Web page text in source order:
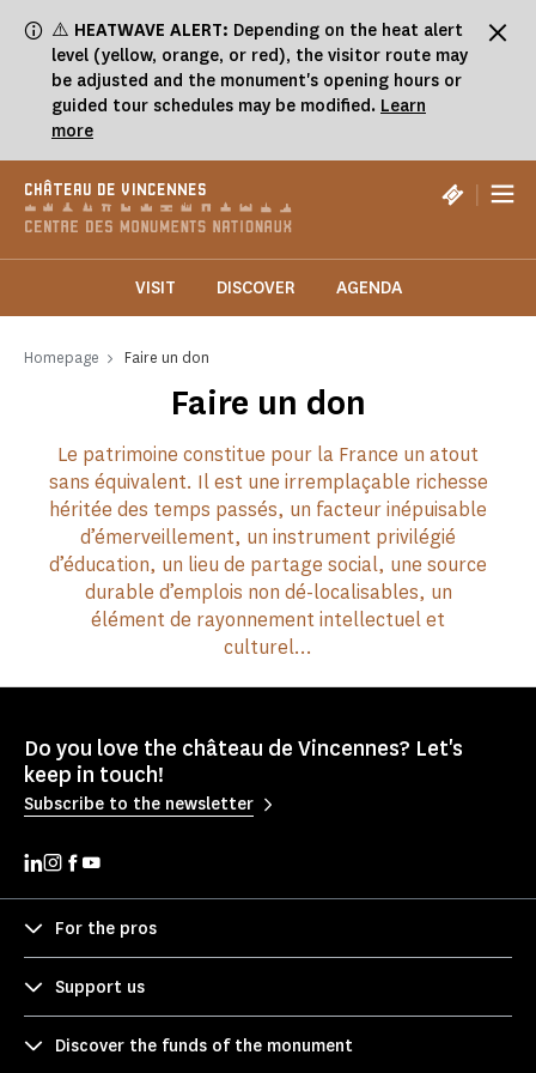
⚠️ HEATWAVE ALERT: Depending on the heat alert
level (yellow, orange, or red), the visitor route may
be adjusted and the monument's opening hours or
guided tour schedules may be modified. Learn
more
CHÂTEAU DE VINCENNES |
VISIT DISCOVER AGENDA
Homepage Faire un don
Faire un don
Le patrimoine constitue pour la France un atout
sans équivalent. Il est une irremplaçable richesse
héritée des temps passés, un facteur inépuisable
d’émerveillement, un instrument privilégié
d’éducation, un lieu de partage social, une source
durable d’emplois non dé-localisables, un
élément de rayonnement intellectuel et
culturel…
Do you love the château de Vincennes? Let's
keep in touch!
Subscribe to the newsletter
For the pros
Support us
Discover the funds of the monument